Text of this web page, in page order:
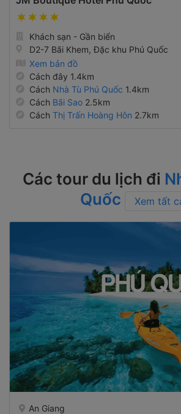
Khách sạn - Gần biển
D2-7 Bãi Khem, Đặc khu Phú Quốc
Xem bản đồ
Cách đây 1.4km
Cách Nhà Tù Phú Quốc 1.4km
Cách Bãi Sao 2.5km
Cách Thị Trấn Hoàng Hôn 2.7km
Các tour du lịch đi
Quốc
Xem tất
An Giang